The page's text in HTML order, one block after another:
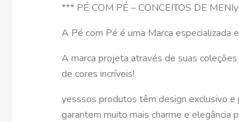
*** PÉ COM PÉ – CONCEITOS DE
A Pé com Pé é uma Marca especializada
A marca projeta através de suas
de cores incríveis!
yesssos produtos têm design exclusivo e
garantem muito mais charme e elegância